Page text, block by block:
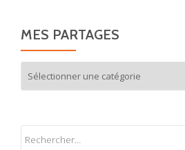
MES PARTAGES
partages